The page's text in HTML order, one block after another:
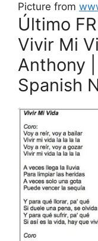
Picture from
Último
Vivir Mi
Anthony
Spanish